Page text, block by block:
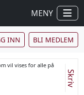
MENY
INN BLI MEDLEM
vil vises for alle på
Skriv